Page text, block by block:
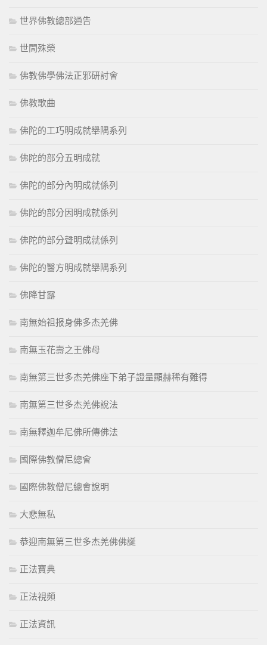
世界佛教總部通告
世間殊榮
佛教佛學佛法正邪研討會
佛教歌曲
佛陀的工巧明成就舉隅系列
佛陀的部分五明成就
佛陀的部分內明成就係列
佛陀的部分因明成就係列
佛陀的部分聲明成就係列
佛陀的醫方明成就舉隅系列
佛降甘露
南無始祖报身佛多杰羌佛
南無玉花壽之王佛母
南無第三世多杰羌佛座下弟子證量顯赫稀有難得
南無第三世多杰羌佛說法
南無釋迦牟尼佛所傳佛法
國際佛教僧尼總會
國際佛教僧尼總會說明
大悲無私
恭迎南無第三世多杰羌佛佛誕
正法寶典
正法視頻
正法資訊